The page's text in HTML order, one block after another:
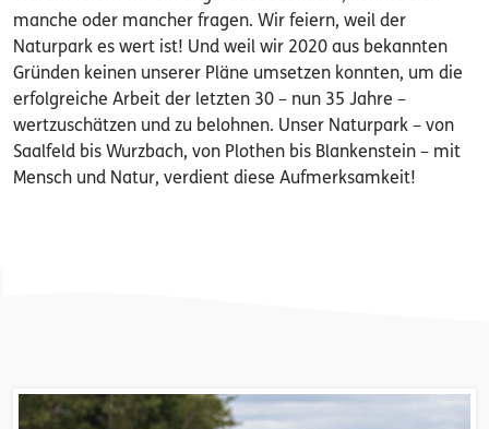
manche oder mancher fragen. Wir feiern, weil der
Naturpark es wert ist! Und weil wir 2020 aus bekannten
Gründen keinen unserer Pläne umsetzen konnten, um die
erfolgreiche Arbeit der letzten 30 – nun 35 Jahre –
wertzuschätzen und zu belohnen. Unser Naturpark – von
Saalfeld bis Wurzbach, von Plothen bis Blankenstein – mit
Mensch und Natur, verdient diese Aufmerksamkeit!